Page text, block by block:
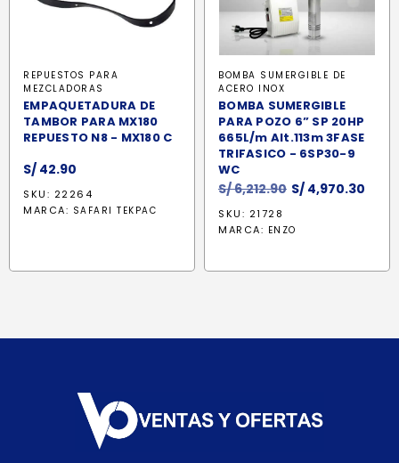
REPUESTOS PARA
MEZCLADORAS
EMPAQUETADURA DE
TAMBOR PARA MX180
REPUESTO N8 - MX180 C
S/ 42.90
SKU: 22264
MARCA: SAFARI TEKPAC
BOMBA SUMERGIBLE DE
ACERO INOX
BOMBA SUMERGIBLE
PARA POZO 6” SP 20HP
665L/m Alt.113m 3FASE
TRIFASICO - 6SP30-9
WC
S/6,212.90 El
original
S/ 4,970.30
SKU: 21728
MARCA: ENZO